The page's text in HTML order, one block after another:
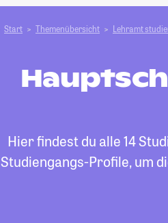
Start Themenübersicht Lehramt
Hier findest du alle 14
Studiengangs-Profile, um